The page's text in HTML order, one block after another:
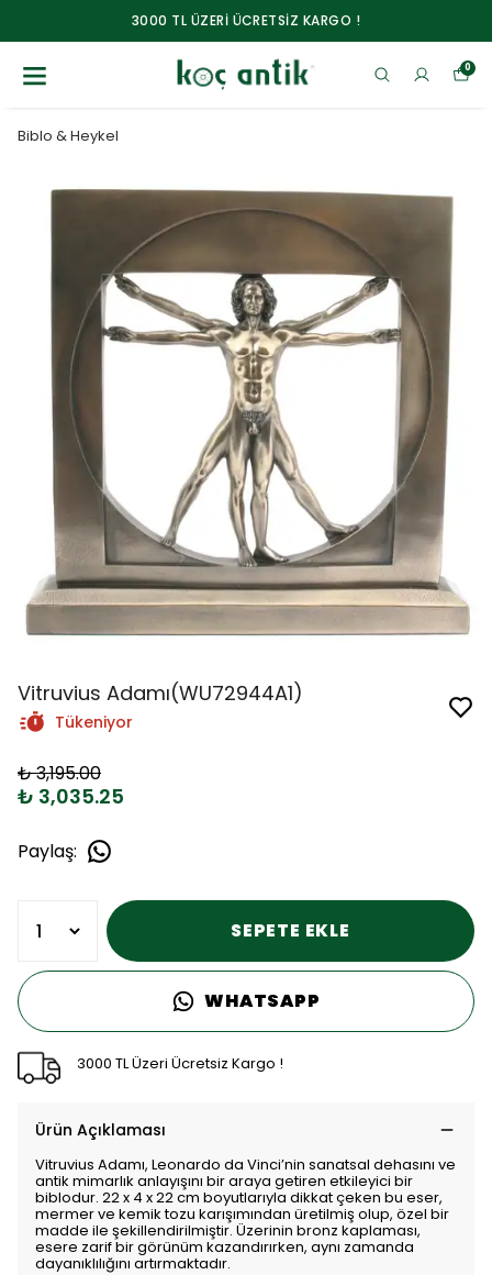
3000 TL ÜZERİ ÜCRETSİZ KARGO !
0
Biblo & Heykel
Vitruvius Adamı(WU72944A1)
Tükeniyor
₺ 3,195.00
₺ 3,035.25
Paylaş:
SEPETE EKLE
WHATSAPP
3000 TL Üzeri Ücretsiz Kargo !
Ürün Açıklaması
Vitruvius Adamı, Leonardo da Vinci’nin sanatsal dehasını ve
antik mimarlık anlayışını bir araya getiren etkileyici bir
biblodur. 22 x 4 x 22 cm boyutlarıyla dikkat çeken bu eser,
mermer ve kemik tozu karışımından üretilmiş olup, özel bir
madde ile şekillendirilmiştir. Üzerinin bronz kaplaması,
esere zarif bir görünüm kazandırırken, aynı zamanda
dayanıklılığını artırmaktadır.